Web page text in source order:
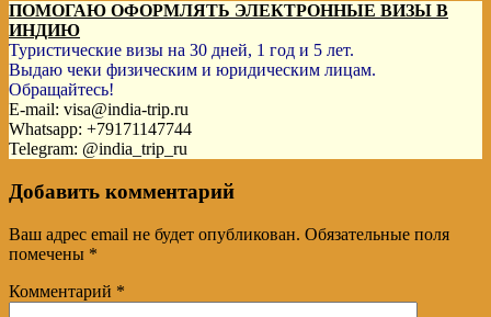
ПОМОГАЮ ОФОРМЛЯТЬ ЭЛЕКТРОННЫЕ ВИЗЫ В
ИНДИЮ
Туристические визы на 30 дней, 1 год и 5 лет.
Выдаю чеки физическим и юридическим лицам.
Обращайтесь!
E-mail: visa@india-trip.ru
Whatsapp: +79171147744
Telegram: @india_trip_ru
Добавить комментарий
Ваш адрес email не будет опубликован. Обязательные поля
помечены *
Комментарий *